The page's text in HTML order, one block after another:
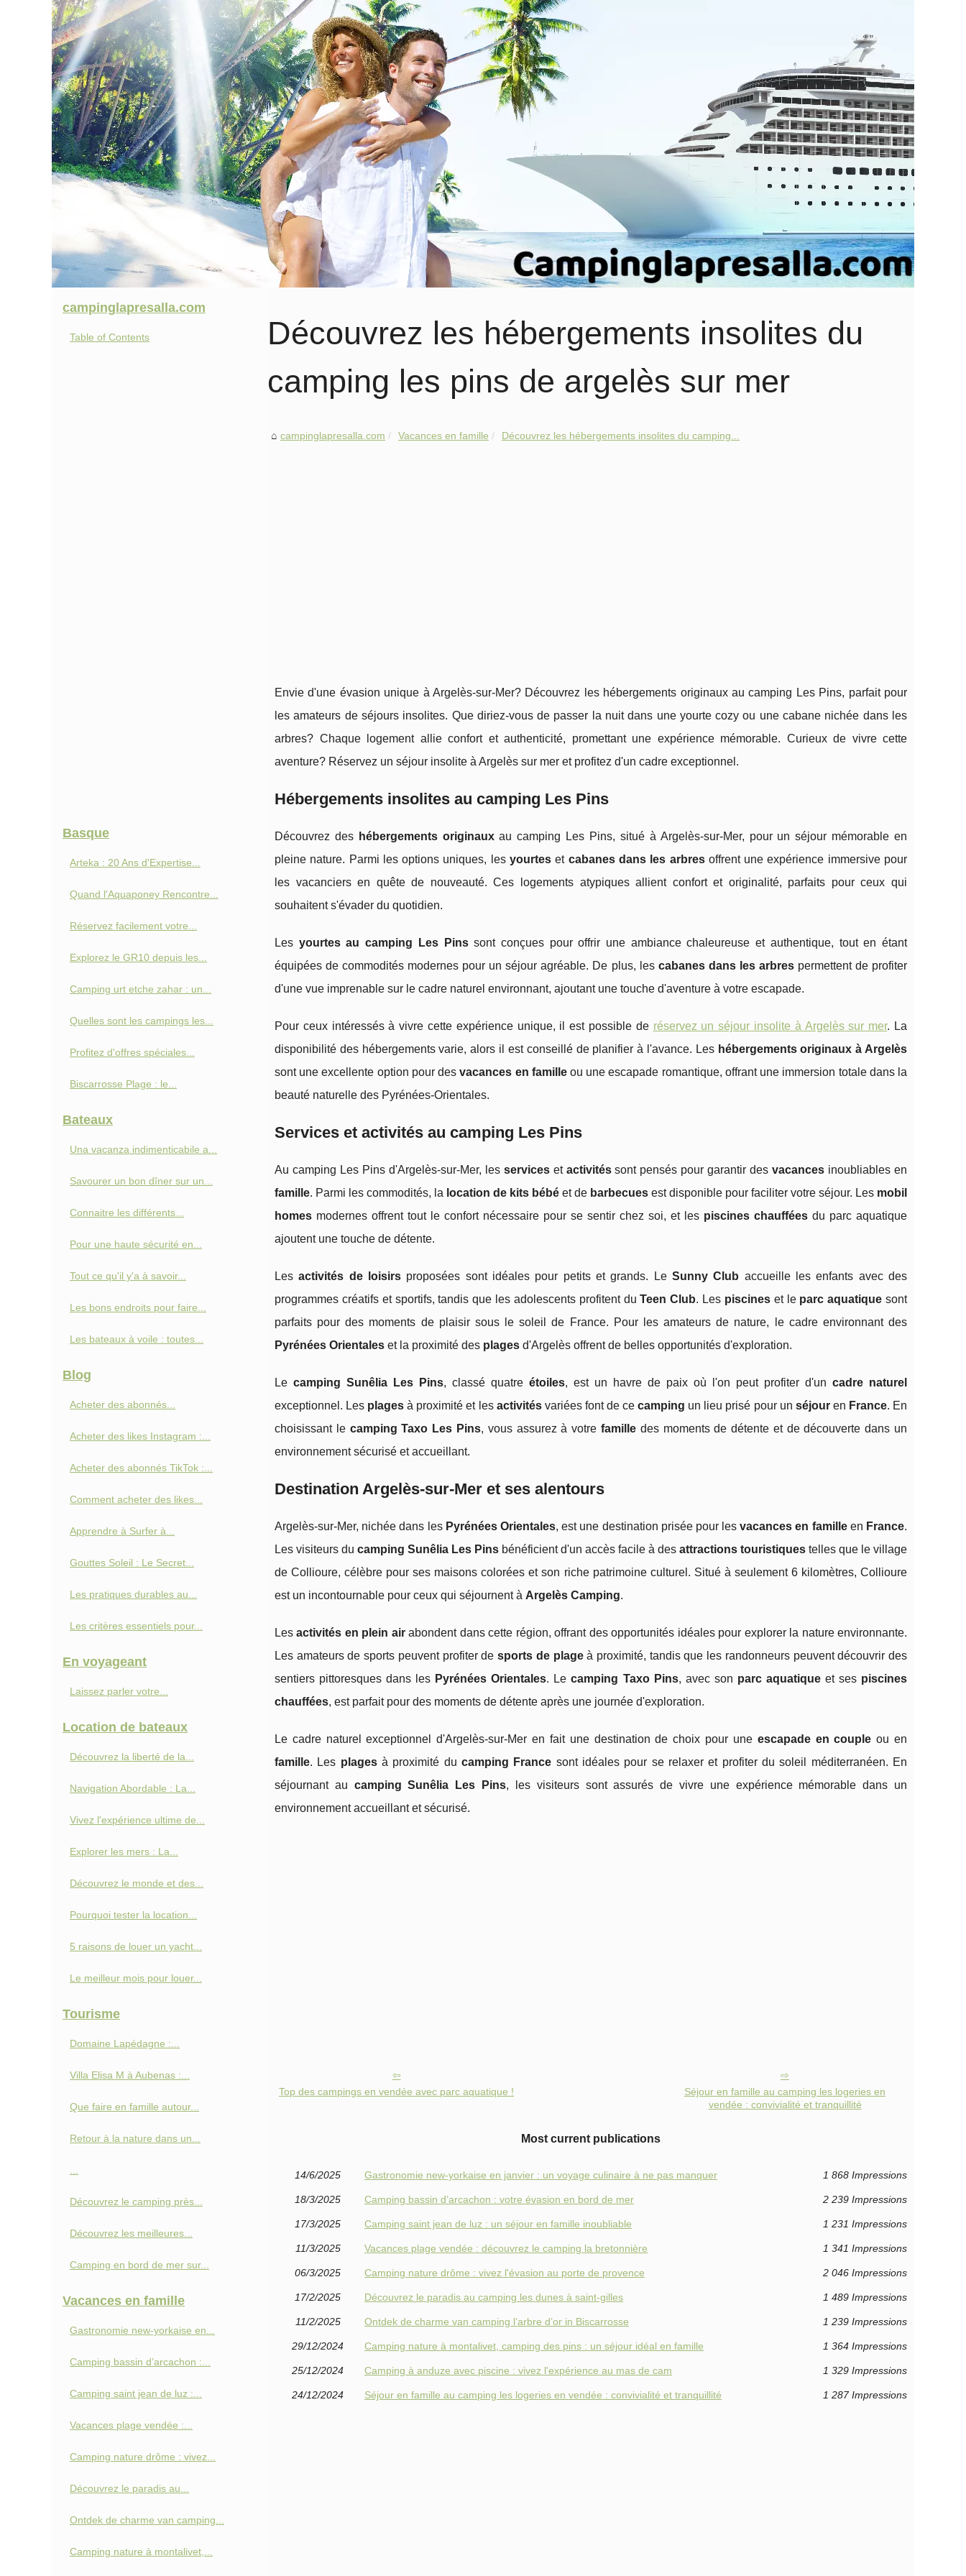
Découvrez les hébergements insolites du
camping les pins de argelès sur mer
campinglapresalla.com Vacances en famille Découvrez les hébergements insolites du camping...
Envie d'une évasion unique à Argelès-sur-Mer? Découvrez les hébergements originaux au camping Les Pins, parfait pour
les amateurs de séjours insolites. Que diriez-vous de passer la nuit dans une yourte cozy ou une cabane nichée dans les
arbres? Chaque logement allie confort et authenticité, promettant une expérience mémorable. Curieux de vivre cette
aventure? Réservez un séjour insolite à Argelès sur mer et profitez d'un cadre exceptionnel.
Hébergements insolites au camping Les Pins
Découvrez des hébergements originauxau camping Les Pins, situé à Argelès-sur-Mer, pour un séjour mémorable en
pleine nature. Parmi les options uniques, lesyourtes et cabanes dans les arbresoffrent une expérience immersive pour
les vacanciers en quête de nouveauté. Ces logements atypiques allient confort et originalité, parfaits pour ceux qui
souhaitent s'évader du quotidien.
Les yourtes au camping Les Pinssont conçues pour offrir une ambiance chaleureuse et authentique, tout en étant
équipées de commodités modernes pour un séjour agréable. De plus, les cabanes dans les arbrespermettent de profiter
d'une vue imprenable sur le cadre naturel environnant, ajoutant une touche d'aventure à votre escapade.
Pour ceux intéressés à vivre cette expérience unique, il est possible de réservez un séjour insolite à Argelès sur mer. La
disponibilité des hébergements varie, alors il est conseillé de planifier à l'avance. Les hébergements originaux à Argelès
sont une excellente option pour desvacances en familleou une escapade romantique, offrant une immersion totale dans la
beauté naturelle des Pyrénées-Orientales.
Services et activités au camping Les Pins
Au camping Les Pins d'Argelès-sur-Mer, les serviceset activitéssont pensés pour garantir desvacances inoubliables en
famille. Parmi les commodités, la location de kits bébé et de barbecues est disponible pour faciliter votre séjour. Les mobil
homes modernes offrent tout le confort nécessaire pour se sentir chez soi, et les piscines chauffées du parc aquatique
ajoutent une touche de détente.
Lesactivités de loisirs proposées sont idéales pour petits et grands. LeSunny Club accueille les enfants avec des
programmes créatifs et sportifs, tandis que les adolescents profitent duTeen Club. Les piscineset le parc aquatique sont
parfaits pour des moments de plaisir sous le soleil de France. Pour les amateurs de nature, le cadre environnant des
Pyrénées Orientales et la proximité des plages d'Argelès offrent de belles opportunités d'exploration.
Le camping Sunêlia Les Pins, classé quatre étoiles, est un havre de paix où l'on peut profiter d'un cadre naturel
exceptionnel. Les plages à proximité et les activitésvariées font de cecamping un lieu prisé pour un séjouren France. En
choisissant le camping Taxo Les Pins, vous assurez à votre familledes moments de détente et de découverte dans un
environnement sécurisé et accueillant.
Destination Argelès-sur-Mer et ses alentours
Argelès-sur-Mer, nichée dans les Pyrénées Orientales, est une destination prisée pour lesvacances en familleen France.
Les visiteurs du camping Sunêlia Les Pins bénéficient d'un accès facile à des attractions touristiques telles que le village
de Collioure, célèbre pour ses maisons colorées et son riche patrimoine culturel. Situé à seulement 6 kilomètres, Collioure
est un incontournable pour ceux qui séjournent à Argelès Camping.
Lesactivités en plein airabondent dans cette région, offrant des opportunités idéales pour explorer la nature environnante.
Les amateurs de sports peuvent profiter desports de plageà proximité, tandis que les randonneurs peuvent découvrir des
sentiers pittoresques dans les Pyrénées Orientales. Lecamping Taxo Pins, avec son parc aquatiqueet ses piscines
chauffées, est parfait pour des moments de détente après une journée d'exploration.
Le cadre naturel exceptionnel d'Argelès-sur-Mer en fait une destination de choix pour une escapade en couple ou en
famille. Les plagesà proximité ducamping France sont idéales pour se relaxer et profiter du soleil méditerranéen. En
séjournant au camping Sunêlia Les Pins, les visiteurs sont assurés de vivre une expérience mémorable dans un
environnement accueillant et sécurisé.
Top des campings en vendée avec parc aquatique !
Séjour en famille au camping les logeries en
vendée : convivialité et tranquillité
Most current publications
14/6/2025 Gastronomie new-yorkaise en janvier : un voyage culinaire à ne pas manquer 1 868 Impressions
18/3/2025 Camping bassin d’arcachon : votre évasion en bord de mer 2 239 Impressions
17/3/2025 Camping saint jean de luz : un séjour en famille inoubliable 1 231 Impressions
11/3/2025 Vacances plage vendée : découvrez le camping la bretonnière 1 341 Impressions
06/3/2025 Camping nature drôme : vivez l'évasion au porte de provence 2 046 Impressions
17/2/2025 Découvrez le paradis au camping les dunes à saint-gilles 1 489 Impressions
11/2/2025 Ontdek de charme van camping l’arbre d’or in Biscarrosse 1 239 Impressions
29/12/2024 Camping nature à montalivet, camping des pins : un séjour idéal en famille 1 364 Impressions
25/12/2024 Camping à anduze avec piscine : vivez l'expérience au mas de cam 1 329 Impressions
24/12/2024 Séjour en famille au camping les logeries en vendée : convivialité et tranquillité 1 287 Impressions
campinglapresalla.com
Table of Contents
Basque
Arteka : 20 Ans d'Expertise...
Quand l'Aquaponey Rencontre...
Réservez facilement votre...
Explorez le GR10 depuis les...
Camping urt etche zahar : un...
Quelles sont les campings les...
Profitez d'offres spéciales...
Biscarrosse Plage : le...
Bateaux
Una vacanza indimenticabile a...
Savourer un bon dîner sur un...
Connaitre les différents...
Pour une haute sécurité en...
Tout ce qu'il y'a à savoir...
Les bons endroits pour faire...
Les bateaux à voile : toutes...
Blog
Acheter des abonnés...
Acheter des likes Instagram :...
Acheter des abonnés TikTok :...
Comment acheter des likes...
Apprendre à Surfer à...
Gouttes Soleil : Le Secret...
Les pratiques durables au...
Les critères essentiels pour...
En voyageant
Laissez parler votre...
Location de bateaux
Découvrez la liberté de la...
Navigation Abordable : La...
Vivez l'expérience ultime de...
Explorer les mers : La...
Découvrez le monde et des...
Pourquoi tester la location...
5 raisons de louer un yacht...
Le meilleur mois pour louer...
Tourisme
Domaine Lapédagne :...
Villa Elisa M à Aubenas :...
Que faire en famille autour...
Retour à la nature dans un...
Découvrez le camping près...
Découvrez les meilleures...
Camping en bord de mer sur...
Vacances en famille
Gastronomie new-yorkaise en...
Camping bassin d’arcachon :...
Camping saint jean de luz :...
Vacances plage vendée :...
Camping nature drôme : vivez...
Découvrez le paradis au...
Ontdek de charme van camping...
Camping nature à montalivet,...